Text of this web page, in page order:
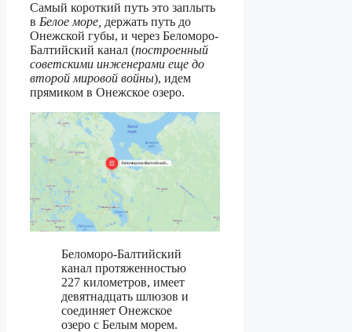
Самый короткий путь это заплыть
в Белое море, держать путь до
Онежской губы, и через Беломоро-
Балтийский канал (построенный
советскими инженерами еще до
второй мировой войны), идем
прямиком в Онежское озеро.
Беломоро-Балтийский
канал протяженностью
227 километров, имеет
девятнадцать шлюзов и
соединяет Онежское
озеро с Белым морем.